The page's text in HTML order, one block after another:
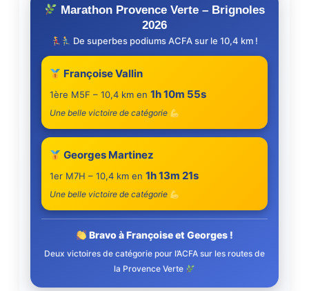
Marathon Provence Verte – Brignoles
2026
De superbes podiums ACFA sur le 10,4 km !
Françoise Vallin
1ère M5F – 10,4 km en 1h 10m 55s
Une belle victoire de catégorie
Georges Martinez
1er M7H – 10,4 km en 1h 13m 21s
Une belle victoire de catégorie
Bravo à Françoise et Georges !
Deux victoires de catégorie pour l’ACFA sur les routes de
la Provence Verte